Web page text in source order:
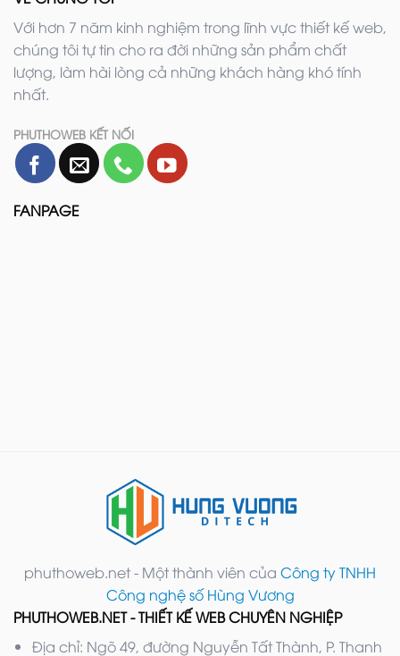
Với hơn 7 năm kinh nghiệm trong lĩnh vực thiết kế web,
chúng tôi tự tin cho ra đời những sản phẩm chất
lượng, làm hài lòng cả những khách hàng khó tính
nhất.
PHUTHOWEB KẾT NỐI
FANPAGE
phuthoweb.net - Một thành viên của Công ty TNHH
Công nghệ số Hùng Vương
PHUTHOWEB.NET - THIẾT KẾ WEB CHUYÊN NGHIỆP
Địa chỉ: Ngõ 49, đường Nguyễn Tất Thành, P. Thanh